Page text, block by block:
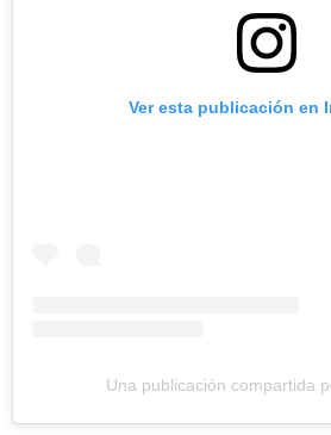
Ver esta publicación en
Una publicación compartida